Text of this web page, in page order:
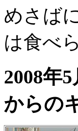
めさば
は食べ
から